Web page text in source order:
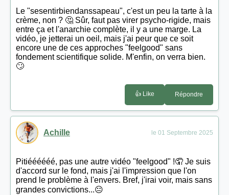
Le "sesentirbiendanssapeau", c'est un peu la tarte à la
crème, non ? 🤔 Sûr, faut pas virer psycho-rigide, mais
entre ça et l'anarchie complète, il y a une marge. La
vidéo, je jetterai un oeil, mais j'ai peur que ce soit
encore une de ces approches "feelgood" sans
fondement scientifique solide. M'enfin, on verra bien.
🙄
👍 Like Répondre
Achille le 01 Septembre 2025
Pitiéééééé, pas une autre vidéo "feelgood" !🤦 Je suis
d'accord sur le fond, mais j'ai l'impression que l'on
prend le problème à l'envers. Bref, j'irai voir, mais sans
grandes convictions...😐